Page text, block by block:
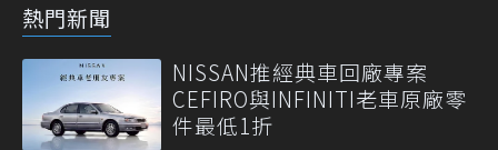
熱門新聞
NISSAN推經典車回廠專案
CEFIRO與INFINITI老車原廠零
件最低1折